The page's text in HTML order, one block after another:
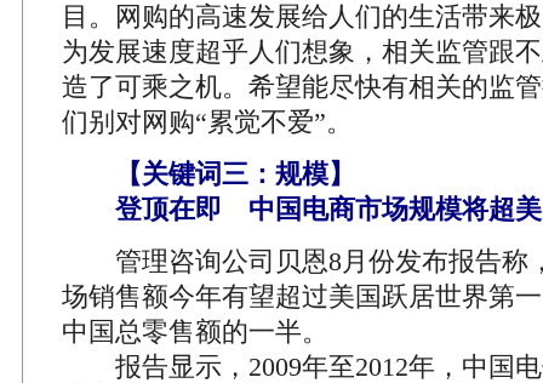
目。网购的高速发展给人们的生活带来
为发展速度超乎人们想象，相关监管跟
造了可乘之机。希望能尽快有相关的监
们别对网购“累觉不爱”。
【关键词三：规模】
登顶在即 中国电商市场规模将超
管理咨询公司贝恩8月份发布报告称
场销售额今年有望超过美国跃居世界第
中国总零售额的一半。
报告显示，2009年至2012年，中国